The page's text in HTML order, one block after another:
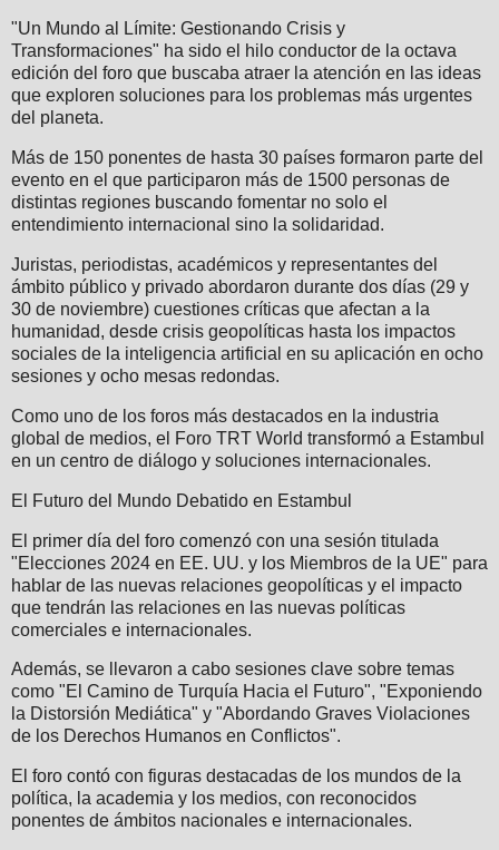
"Un Mundo al Límite: Gestionando Crisis y
Transformaciones" ha sido el hilo conductor de la octava
edición del foro que buscaba atraer la atención en las ideas
que exploren soluciones para los problemas más urgentes
del planeta.
Más de 150 ponentes de hasta 30 países formaron parte del
evento en el que participaron más de 1500 personas de
distintas regiones buscando fomentar no solo el
entendimiento internacional sino la solidaridad.
Juristas, periodistas, académicos y representantes del
ámbito público y privado abordaron durante dos días (29 y
30 de noviembre) cuestiones críticas que afectan a la
humanidad, desde crisis geopolíticas hasta los impactos
sociales de la inteligencia artificial en su aplicación en ocho
sesiones y ocho mesas redondas.
Como uno de los foros más destacados en la industria
global de medios, el Foro TRT World transformó a Estambul
en un centro de diálogo y soluciones internacionales.
El Futuro del Mundo Debatido en Estambul
El primer día del foro comenzó con una sesión titulada
"Elecciones 2024 en EE. UU. y los Miembros de la UE" para
hablar de las nuevas relaciones geopolíticas y el impacto
que tendrán las relaciones en las nuevas políticas
comerciales e internacionales.
Además, se llevaron a cabo sesiones clave sobre temas
como "El Camino de Turquía Hacia el Futuro", "Exponiendo
la Distorsión Mediática" y "Abordando Graves Violaciones
de los Derechos Humanos en Conflictos".
El foro contó con figuras destacadas de los mundos de la
política, la academia y los medios, con reconocidos
ponentes de ámbitos nacionales e internacionales.